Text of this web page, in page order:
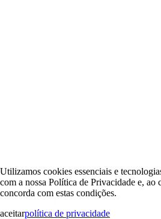
Utilizamos cookies essenciais e
com a nossa Política de Privacidade e, ao
concorda com estas condições.
aceitarpolítica de privacidade